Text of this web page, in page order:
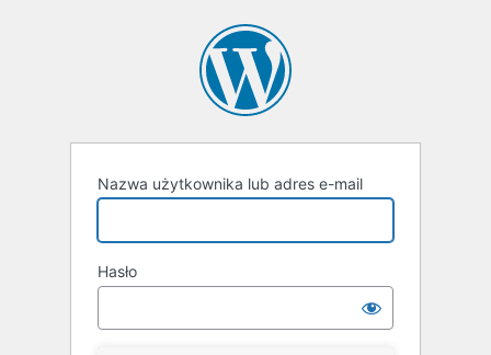
Nazwa użytkownika lub adres e-mail
Hasło